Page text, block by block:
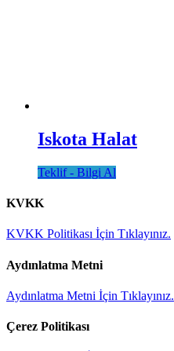
Iskota Halat
Teklif - Bilgi Al
KVKK
KVKK Politikası İçin Tıklayınız.
Aydınlatma Metni
Aydınlatma Metni İçin Tıklayınız.
Çerez Politikası